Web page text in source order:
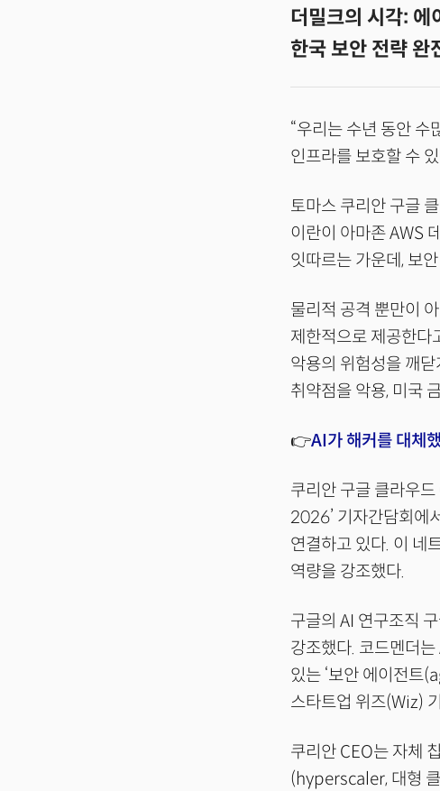
더밀크의 시각: 에
한국 보안 전략 완
“우리는 수년 동안 수
인프라를 보호할 수
토마스 쿠리안 구글
이란이 아마존 AWS
잇따르는 가운데, 보
물리적 공격 뿐만이
제한적으로 제공한
악용의 위험성을 깨
취약점을 악용, 미국
👉AI가 해커를 대체
쿠리안 구글 클라우
2026’ 기자간담회에
연결하고 있다. 이 네
역량을 강조했다.
구글의 AI 연구조직
강조했다. 코드멘더
있는 ‘보안 에이전트
스타트업 위즈(Wiz)
쿠리안 CEO는 자체
(hyperscaler, 대형